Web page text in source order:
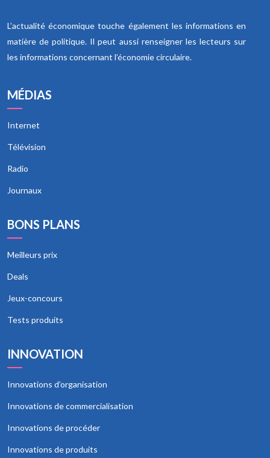
L’actualité économique touche également les informations en
matière de politique. Il peut aussi renseigner les lecteurs sur
les informations concernant l’économie circulaire.
MÉDIAS
Internet
Télévision
Radio
Journaux
BONS PLANS
Meilleurs prix
Deals
Jeux-concours
Tests produits
INNOVATION
Innovations d’organisation
Innovations de commercialisation
Innovations de procéder
Innovations de produits